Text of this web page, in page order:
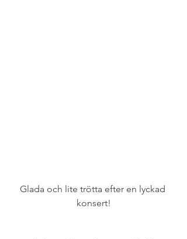
Glada och lite trötta efter en lyckad
konsert!